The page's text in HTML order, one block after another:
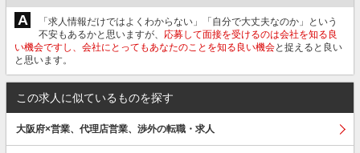
A
「求人情報だけではよくわからない」「自分で大丈夫なのか」という
不安もあるかと思いますが、 応募して面接を受けるのは会社を知る良
い機会ですし、会社にとってもあなたのことを知る良い機会と捉えると良い
と思います。
この求人に似ているものを探す
大阪府×営業、代理店営業、渉外の転職・求人